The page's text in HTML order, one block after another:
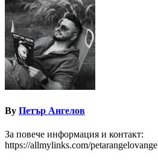
By Петър Ангелов
За повече информация и контакт:
https://allmylinks.com/